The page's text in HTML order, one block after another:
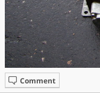
Comment